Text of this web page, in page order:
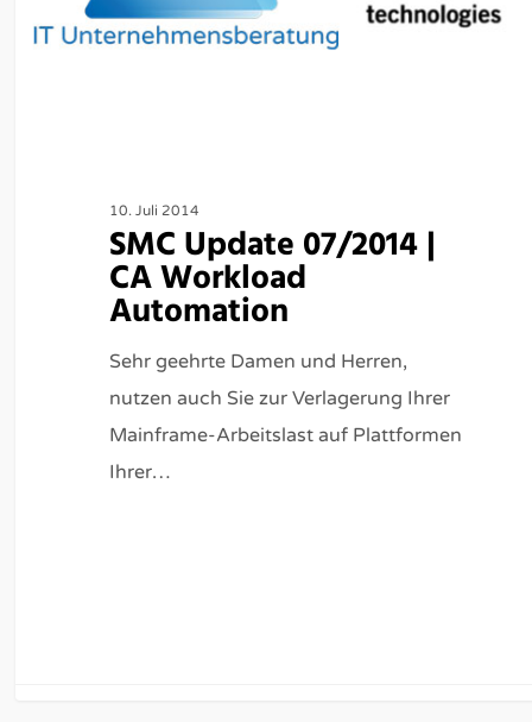
10. Juli 2014
SMC Update 07/2014 |
CA Workload
Automation
Sehr geehrte Damen und Herren,
nutzen auch Sie zur Verlagerung Ihrer
Mainframe-Arbeitslast auf Plattformen
Ihrer…